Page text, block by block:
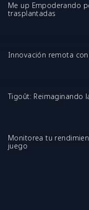
Me up Empoderando
trasplantadas
Innovación remota
Tigoût: Reimaginando
Monitorea tu
juego